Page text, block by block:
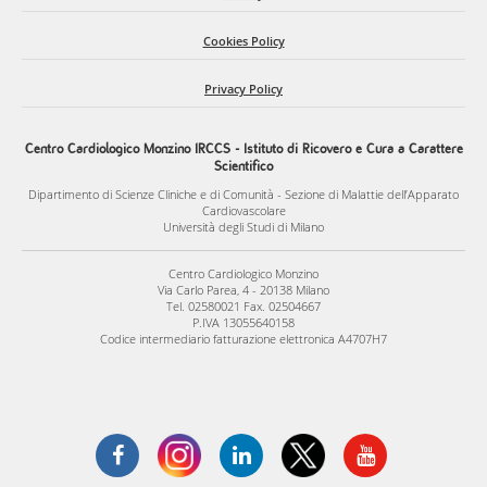
Cookies Policy
Privacy Policy
Centro Cardiologico Monzino IRCCS - Istituto di Ricovero e Cura a Carattere
Scientifico
Dipartimento di Scienze Cliniche e di Comunità - Sezione di Malattie dell’Apparato
Cardiovascolare
Università degli Studi di Milano
Centro Cardiologico Monzino
Via Carlo Parea, 4 - 20138 Milano
Tel. 02580021 Fax. 02504667
P.IVA 13055640158
Codice intermediario fatturazione elettronica A4707H7